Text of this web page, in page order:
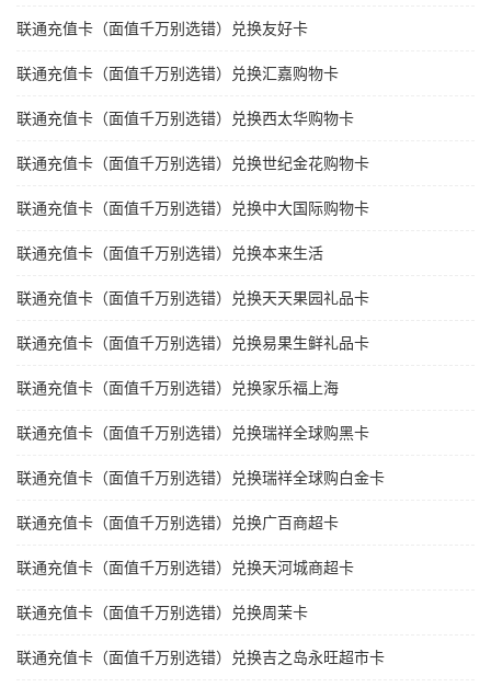
联通充值卡（面值千万别选错）兑换友好卡
联通充值卡（面值千万别选错）兑换汇嘉购物卡
联通充值卡（面值千万别选错）兑换西太华购物卡
联通充值卡（面值千万别选错）兑换世纪金花购物卡
联通充值卡（面值千万别选错）兑换中大国际购物卡
联通充值卡（面值千万别选错）兑换本来生活
联通充值卡（面值千万别选错）兑换天天果园礼品卡
联通充值卡（面值千万别选错）兑换易果生鲜礼品卡
联通充值卡（面值千万别选错）兑换家乐福上海
联通充值卡（面值千万别选错）兑换瑞祥全球购黑卡
联通充值卡（面值千万别选错）兑换瑞祥全球购白金卡
联通充值卡（面值千万别选错）兑换广百商超卡
联通充值卡（面值千万别选错）兑换天河城商超卡
联通充值卡（面值千万别选错）兑换周茉卡
联通充值卡（面值千万别选错）兑换吉之岛永旺超市卡